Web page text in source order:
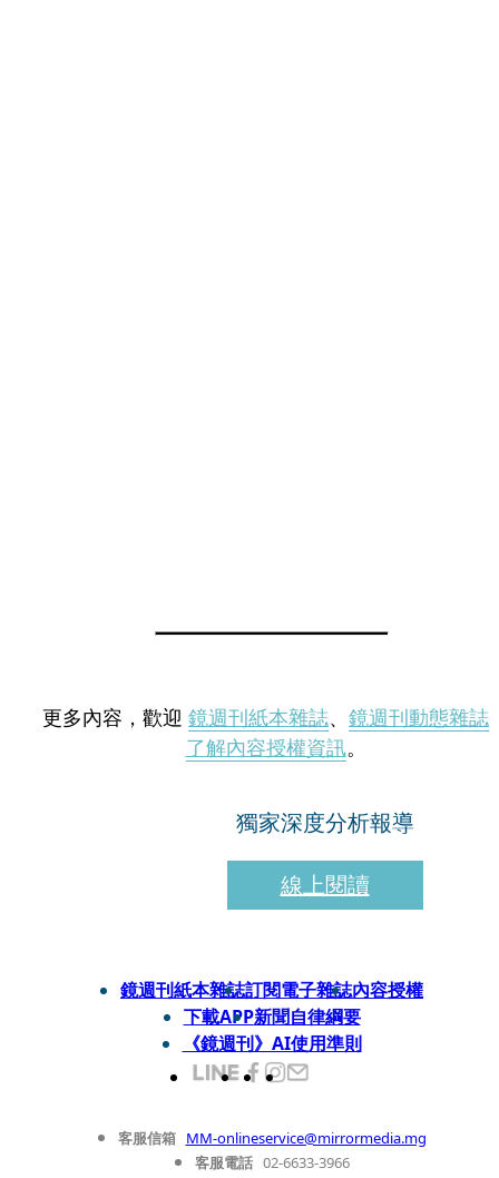
更多內容，歡迎 鏡週刊紙本雜誌、 鏡週刊動態雜誌
了解內容授權資訊。
獨家深度分析報導
線上閱讀
鏡週刊紙本雜誌訂閱電子雜誌內容授權
下載APP新聞自律綱要
《鏡週刊》AI使用準則
客服信箱 MM-onlineservice@mirrormedia.mg
客服電話 02-6633-3966